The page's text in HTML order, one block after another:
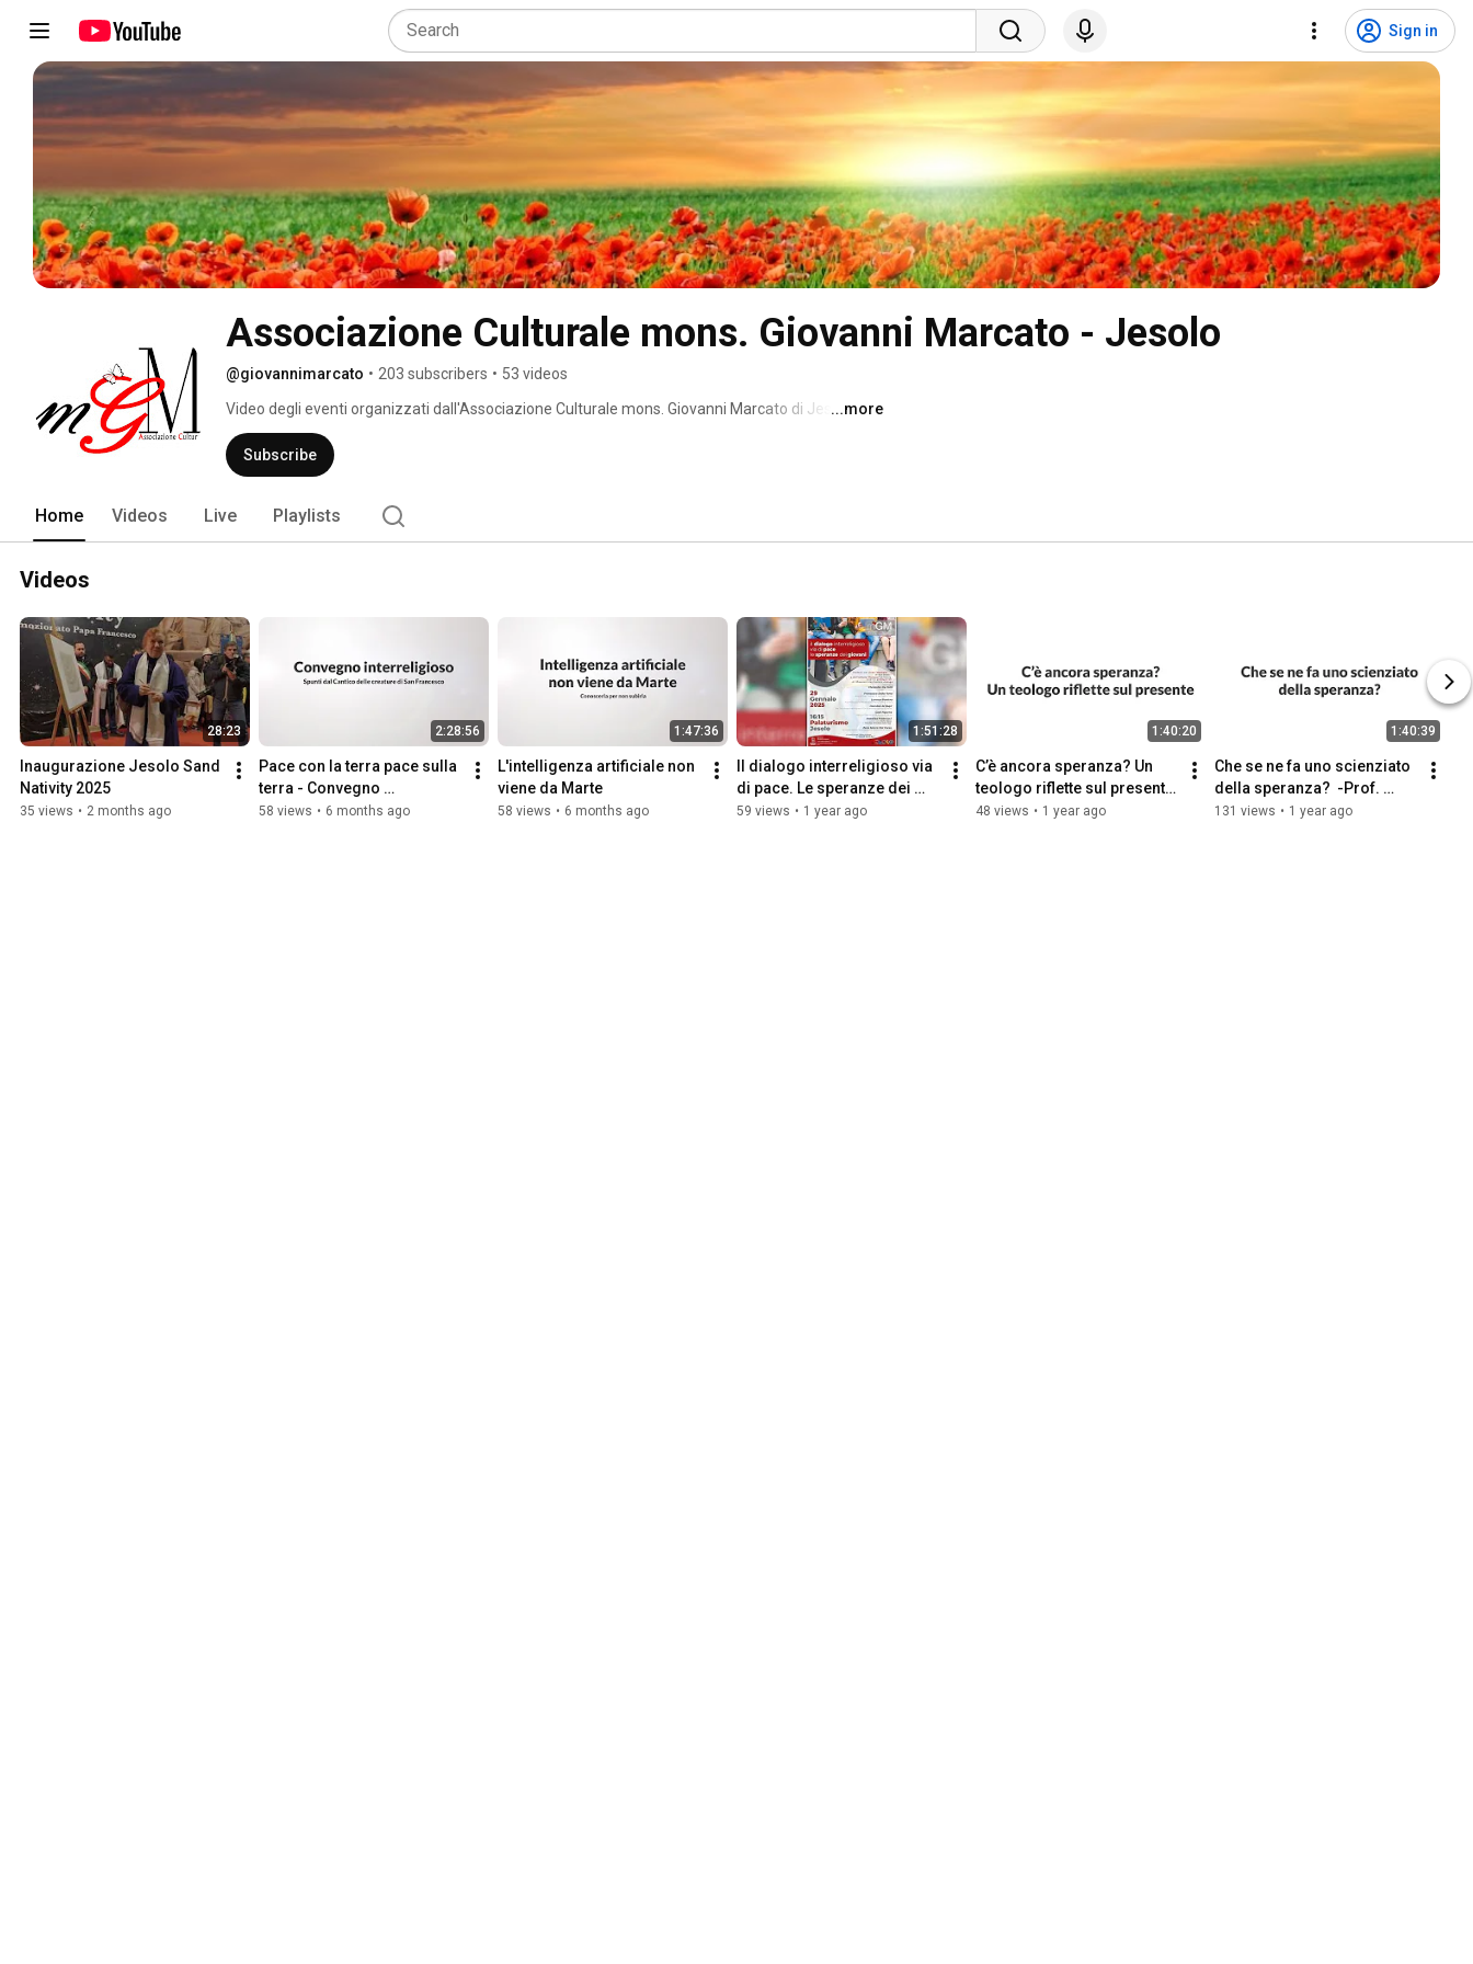
Sign in
Associazione Culturale mons. Giovanni Marcato - Jesolo
@giovannimarcato • 203 subscribers • 53 videos
Video degli eventi organizzati dall'Associazione Culturale mons. Giovanni Marcato di Jesolo
(VE)
...more
Subscribe
Home Videos Live Playlists
Videos
28:23
Inaugurazione Jesolo Sand
Nativity 2025
35 views • 2 months ago
2:28:56
Pace con la terra pace sulla
terra - Convegno
interreligioso 2026
58 views • 6 months ago
1:47:36
L'intelligenza artificiale non
viene da Marte
58 views • 6 months ago
1:51:28
Il dialogo interreligioso via
di pace. Le speranze dei
giovani
59 views • 1 year ago
1:40:20
C’è ancora speranza? Un
teologo riflette sul presente
- Paolo Curtaz
48 views • 1 year ago
1:40:39
Che se ne fa uno scienziato
della speranza?  -Prof.
Giovanni Comelli
131 views • 1 year ago